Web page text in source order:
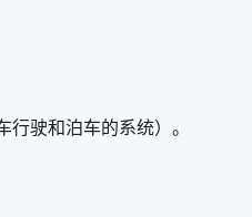
驶和泊车的系统）。